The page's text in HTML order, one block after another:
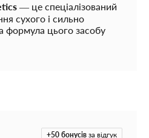
— це спеціалізований
сухого і сильно
формула цього засобу
дозволяє вже після
та поступово усунути
Shampoo:
+50 бонусів за відгук